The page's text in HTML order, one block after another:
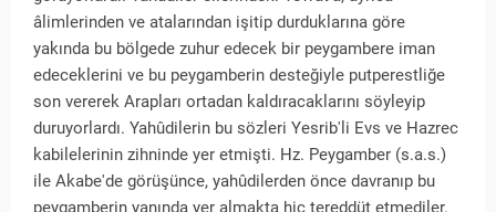
âlimlerinden ve atalarından işitip durduklarına göre
yakında bu bölgede zuhur edecek bir peygambere iman
edeceklerini ve bu peygamberin desteğiyle putperestliğe
son vererek Arapları ortadan kaldıracaklarını söyleyip
duruyorlardı. Yahûdilerin bu sözleri Yesrib'li Evs ve Hazrec
kabilelerinin zihninde yer etmişti. Hz. Peygamber (s.a.s.)
ile Akabe'de görüşünce, yahûdilerden önce davranıp bu
peygamberin yanında yer almakta hiç tereddüt etmediler.